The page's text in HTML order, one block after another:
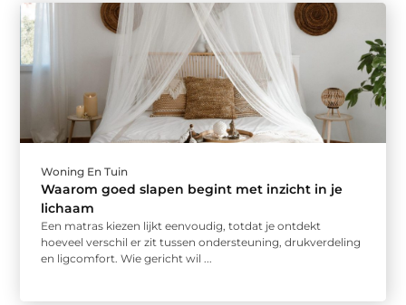
Woning En Tuin
Waarom goed slapen begint met inzicht in je
lichaam
Een matras kiezen lijkt eenvoudig, totdat je ontdekt
hoeveel verschil er zit tussen ondersteuning, drukverdeling
en ligcomfort. Wie gericht wil ...